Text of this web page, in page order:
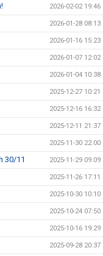
2026-02-02 19:46
2026-01-28 08:13
2026-01-16 15:23
2026-01-07 12:02
2026-01-04 10:38
2025-12-27 10:21
2025-12-16 16:32
2025-12-11 21:37
2025-11-30 22:00
30/11 2025-11-29 09:09
2025-11-26 17:11
2025-10-30 10:10
2025-10-24 07:50
2025-10-16 19:29
2025-09-28 20:37